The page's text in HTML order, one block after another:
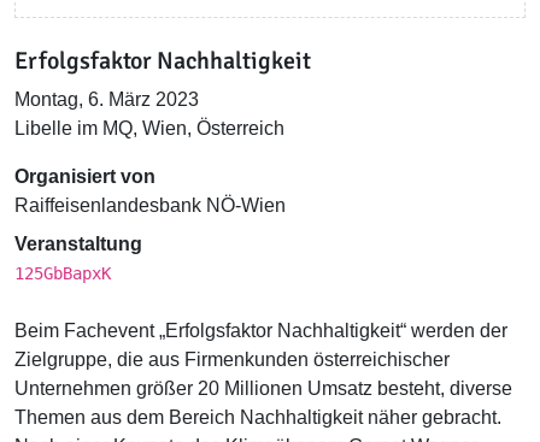
Erfolgsfaktor Nachhaltigkeit
Montag, 6. März 2023
Libelle im MQ, Wien, Österreich
Organisiert von
Raiffeisenlandesbank NÖ-Wien
Veranstaltung
125GbBapxK
Beim Fachevent „Erfolgsfaktor Nachhaltigkeit“ werden der
Zielgruppe, die aus Firmenkunden österreichischer
Unternehmen größer 20 Millionen Umsatz besteht, diverse
Themen aus dem Bereich Nachhaltigkeit näher gebracht.